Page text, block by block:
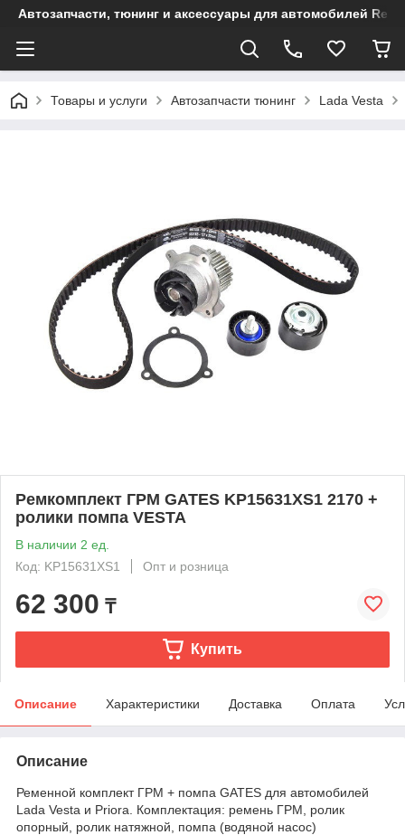
Автозапчасти, тюнинг и аксессуары для автомобилей
Товары и услуги Автозапчасти тюнинг Lada Vesta
Ремкомплект ГРМ GATES KP15631XS1 2170 +
ролики помпа VESTA
В наличии 2 ед.
Код: KP15631XS1
Опт и розница
62 300 ₸
Купить
Описание Характеристики Доставка Оплата
Описание
Ременной комплект ГРМ + помпа GATES для автомобилей
Lada Vesta и Priora. Комплектация: ремень ГРМ, ролик
опорный, ролик натяжной, помпа (водяной насос)